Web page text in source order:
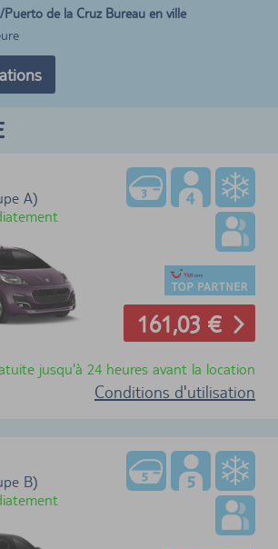
de la Cruz Bureau en ville
A)
161,03 €
jusqu'à 24 heures avant la location
Conditions d'utilisation
B)